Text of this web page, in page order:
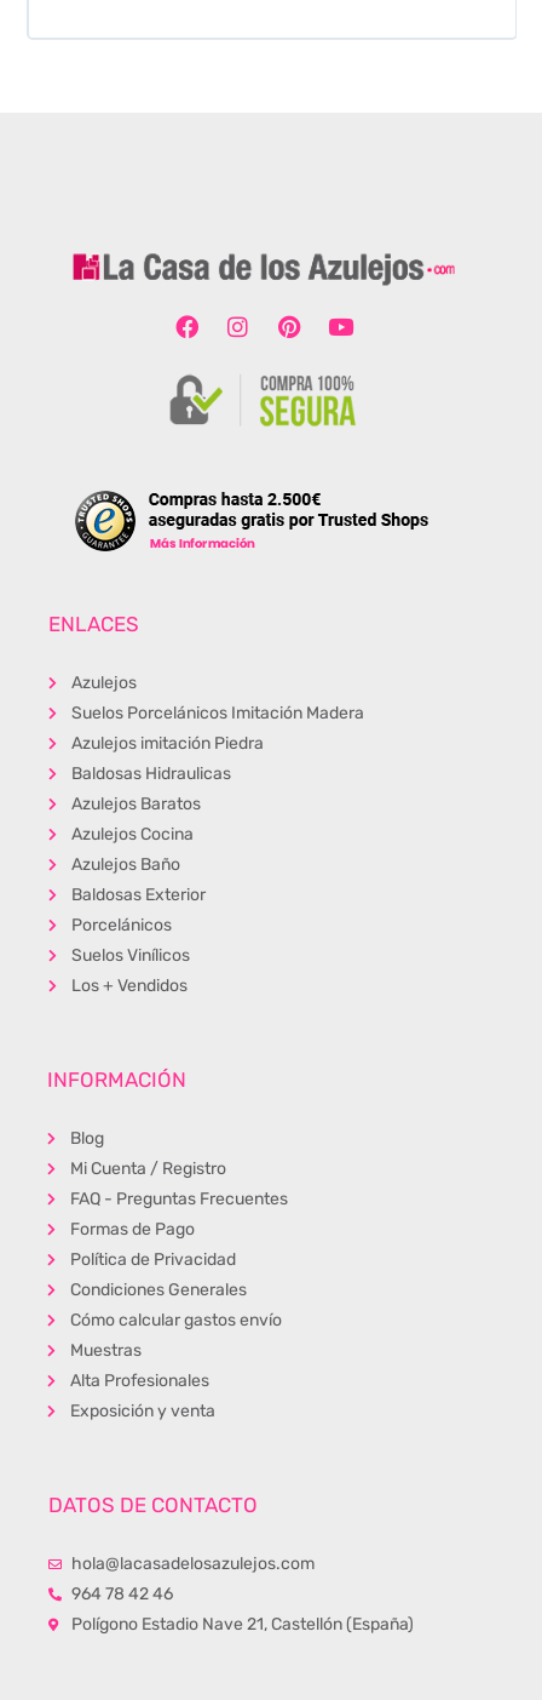
ENLACES
Azulejos
Suelos Porcelánicos Imitación Madera
Azulejos imitación Piedra
Baldosas Hidraulicas
Azulejos Baratos
Azulejos Cocina
Azulejos Baño
Baldosas Exterior
Porcelánicos
Suelos Vinílicos
Los + Vendidos
INFORMACIÓN
Blog
Mi Cuenta / Registro
FAQ - Preguntas Frecuentes
Formas de Pago
Política de Privacidad
Condiciones Generales
Cómo calcular gastos envío
Muestras
Alta Profesionales
Exposición y venta
DATOS DE CONTACTO
hola@lacasadelosazulejos.com
964 78 42 46
Polígono Estadio Nave 21, Castellón (España)